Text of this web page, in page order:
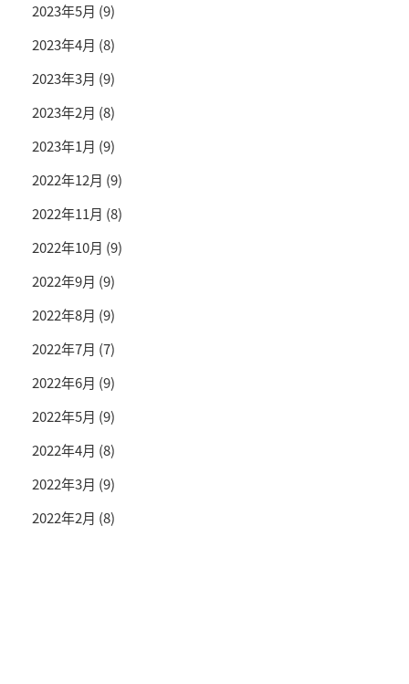
2023年5月 (9)
2023年4月 (8)
2023年3月 (9)
2023年2月 (8)
2023年1月 (9)
2022年12月 (9)
2022年11月 (8)
2022年10月 (9)
2022年9月 (9)
2022年8月 (9)
2022年7月 (7)
2022年6月 (9)
2022年5月 (9)
2022年4月 (8)
2022年3月 (9)
2022年2月 (8)